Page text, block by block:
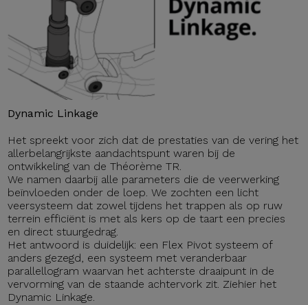
Dynamic Linkage
Het spreekt voor zich dat de prestaties van de vering het
allerbelangrijkste aandachtspunt waren bij de
ontwikkeling van de Théorème TR.
We namen daarbij alle parameters die de veerwerking
beïnvloeden onder de loep. We zochten een licht
veersysteem dat zowel tijdens het trappen als op ruw
terrein efficiënt is met als kers op de taart een precies
en direct stuurgedrag.
Het antwoord is duidelijk: een Flex Pivot systeem of
anders gezegd, een systeem met veranderbaar
parallellogram waarvan het achterste draaipunt in de
vervorming van de staande achtervork zit. Ziehier het
Dynamic Linkage.